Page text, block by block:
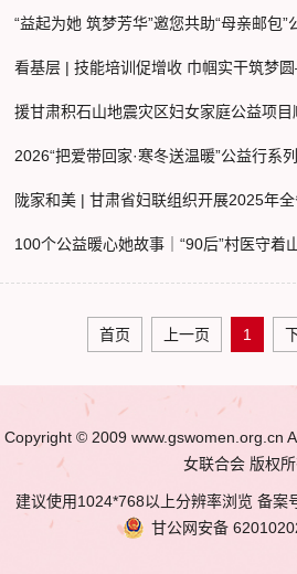
“益起为她 筑梦芳华”邀您共助“母亲邮包”
首页 上一页 1
Copyright © 2009 www.gswomen.org.cn
女联合会 版权
建议使用1024*768以上分辨率浏览 备案
甘公网安备